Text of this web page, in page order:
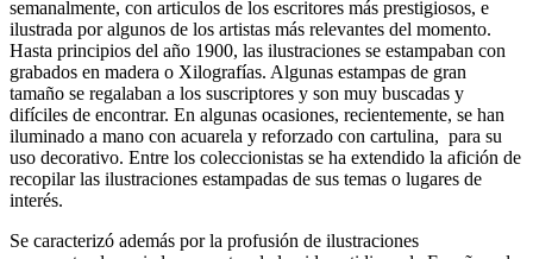
semanalmente, con articulos de los escritores más prestigiosos, e
ilustrada por algunos de los artistas más relevantes del momento.
Hasta principios del año 1900, las ilustraciones se estampaban con
grabados en madera o Xilografías. Algunas estampas de gran
tamaño se regalaban a los suscriptores y son muy buscadas y
difíciles de encontrar. En algunas ocasiones, recientemente, se han
iluminado a mano con acuarela y reforzado con cartulina, para su
uso decorativo. Entre los coleccionistas se ha extendido la afición de
recopilar las ilustraciones estampadas de sus temas o lugares de
interés.
Se caracterizó además por la profusión de ilustraciones